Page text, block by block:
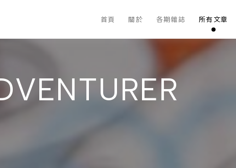
首頁 關於 各期雜誌 所有文章